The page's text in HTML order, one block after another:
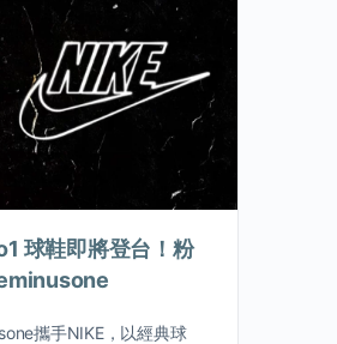
球鞋即將登台！粉
攜手NIKE，以經典球